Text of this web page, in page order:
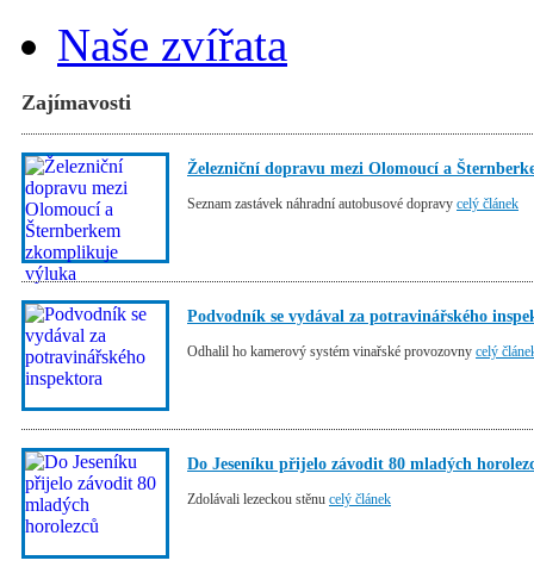
Naše zvířata
Zajímavosti
Železniční dopravu mezi Olomoucí a
Seznam zastávek náhradní autobusové dopravy celý článek
Podvodník se vydával za potravinářského
Odhalil ho kamerový systém vinařské provozovny celý
Do Jeseníku přijelo závodit 80 mladých
Zdolávali lezeckou stěnu celý článek